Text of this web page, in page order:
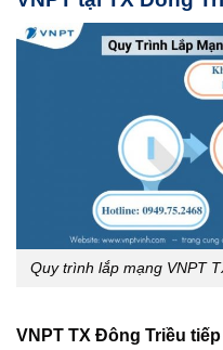
Quy trình lắp mạng VNPT
VNPT TX Đông Triều